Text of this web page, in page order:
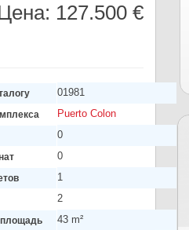
127.500 €
01981
Puerto Colon
0
0
1
2
43 m²